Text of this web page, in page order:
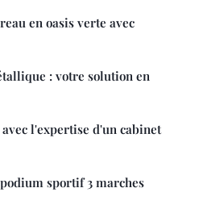
en oasis verte avec
: votre solution en
l'expertise d'un cabinet
sportif 3 marches